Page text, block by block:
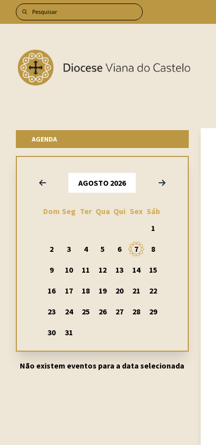
AGENDA
Anterior AGOSTO 2026 Seguinte
Dom Seg Ter Qua Qui Sex Sáb
1
2 3 4 5 6 7 8
9 10 11 12 13 14 15
16 17 18 19 20 21 22
23 24 25 26 27 28 29
30 31
Não existem eventos para a data selecionada